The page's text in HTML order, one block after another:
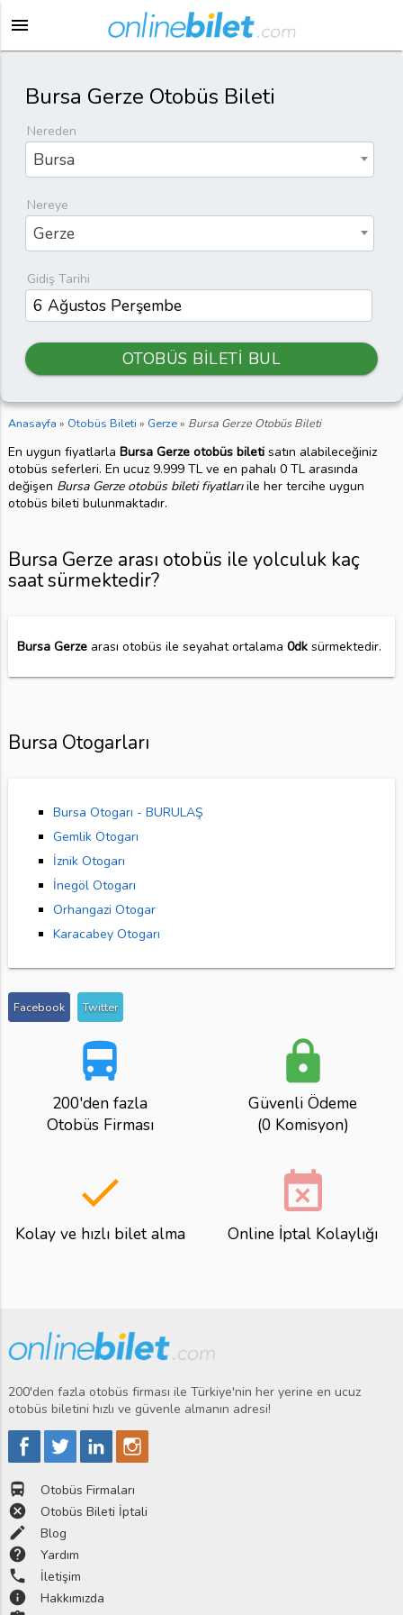
menu
Bursa Gerze Otobüs Bileti
Nereden
Bursa
Nereye
Gerze
Gidiş Tarihi
OTOBÜS BİLETİ BUL
Anasayfa » Otobüs Bileti » Gerze» Bursa Gerze Otobüs Bileti
En uygun fiyatlarla Bursa Gerze otobüs biletisatın alabileceğiniz
otobüs seferleri. En ucuz 9.999 TL ve en pahalı 0 TL arasında
değişen Bursa Gerze otobüs bileti fiyatlarıile her tercihe uygun
otobüs bileti bulunmaktadır.
Bursa Gerze arası otobüs ile yolculuk kaç
saat sürmektedir?
Bursa Gerzearası otobüs ile seyahat ortalama 0dksürmektedir.
Bursa Otogarları
Bursa Otogarı - BURULAŞ
Gemlik Otogarı
İznik Otogarı
İnegöl Otogarı
Orhangazi Otogar
Karacabey Otogarı
Facebook Twitter
directions_bus
200'den fazla
Otobüs Firması
lock
Güvenli Ödeme
(0 Komisyon)
done
Kolay ve hızlı bilet alma
event_busy
Online İptal Kolaylığı
200'den fazla otobüs firması ile Türkiye'nin her yerine en ucuz
otobüs biletini hızlı ve güvenle almanın adresi!
directions_bus Otobüs Firmaları
cancel Otobüs Bileti İptali
edit Blog
help Yardım
phone İletişim
info Hakkımızda